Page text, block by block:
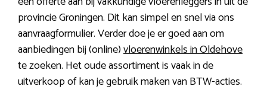
provincie Groningen. Dit kan simpel en snel via ons
aanvraagformulier. Verder doe je er goed aan om
aanbiedingen bij (online)vloerenwinkels in Oldehove
te zoeken. Het oude assortiment is vaak in de
uitverkoop of kan je gebruik maken van BTW-acties.